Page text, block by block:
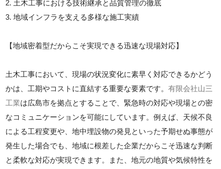
2. 土木工事における技術継承と品質管理の徹底
3. 地域インフラを支える多様な施工実績
【地域密着型だからこそ実現できる迅速な現場対応】
土木工事において、現場の状況変化に素早く対応できるかどう
かは、工期やコストに直結する重要な要素です。有限会社山三
工業は広島市を拠点とすることで、緊急時の対応や現場との密
なコミュニケーションを可能にしています。例えば、天候不良
による工程変更や、地中埋設物の発見といった予期せぬ事態が
発生した場合でも、地域に根差した企業だからこそ迅速な判断
と柔軟な対応が実現できます。また、地元の地質や気候特性を